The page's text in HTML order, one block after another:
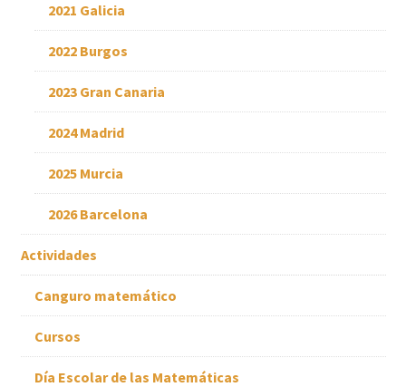
2021 Galicia
2022 Burgos
2023 Gran Canaria
2024 Madrid
2025 Murcia
2026 Barcelona
Actividades
Canguro matemático
Cursos
Día Escolar de las Matemáticas